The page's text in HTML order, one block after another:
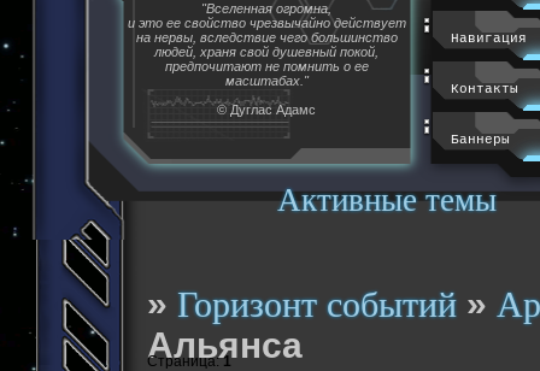
Активные темы
"Вселенная огромна,
и это ее свойство чрезвычайно действует
на нервы, вследствие чего большинство
людей, храня свой душевный покой,
предпочитают не помнить о ее
масштабах."
© Дуглас Адамс
Навигация
Контакты
Баннеры
»Горизонт событий »
Альянса
Страница:1